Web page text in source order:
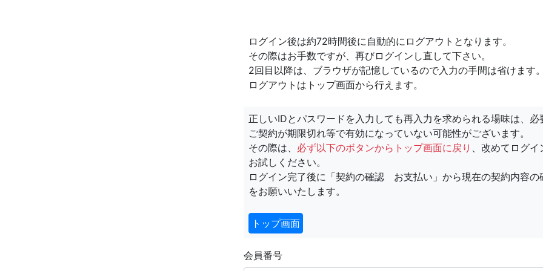
ログイン後は約72時間後に自動的にログアウトとなります。
その際はお手数ですが、再びログインし直して下さい。
2回目以降は、ブラウザが記憶しているので入力の手間は省けます。
ログアウトはトップ画面から行えます。
正しいIDとパスワードを入力しても再入力を求められる場味は、必
ご契約が期限切れ等で有効になっていない可能性がございます。
その際は、 必ず以下のボタンからトップ画面に戻り 、改めてログイ
お試しください。
ログイン完了後に「契約の確認 お支払い」から現在の契約内容の
をお願いいたします。
トップ画面
会員番号